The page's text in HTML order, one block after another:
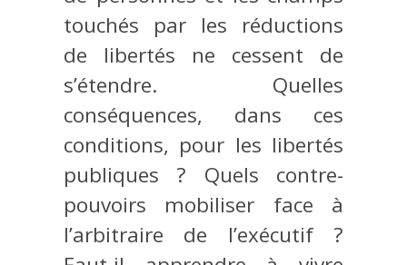
touchés par les réductions
de libertés ne cessent de
s’étendre. Quelles
conséquences, dans ces
conditions, pour les libertés
publiques ? Quels contre-
pouvoirs mobiliser face à
l’arbitraire de l’exécutif ?